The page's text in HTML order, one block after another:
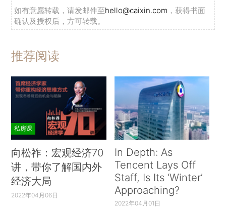
如有意愿转载，请发邮件至hello@caixin.com ，获得书面
确认及授权后，方可转载。
推荐阅读
私房课
向松祚：宏观经济70
讲，带你了解国内外
经济大局
2022年04月06日
In Depth: As
Tencent Lays Off
Staff, Is Its ‘Winter’
Approaching?
2022年04月01日